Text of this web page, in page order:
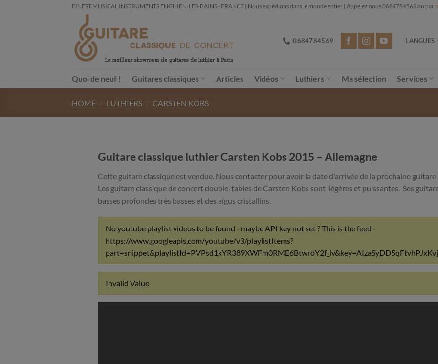
FINEST MUSICAL INSTRUMENTS ENGHIEN-LES-BAINS - FRANCE | Nous expédions dans le monde entier | Appelez nous 0684784569 ou par
0684784569 LANGUES
Quoi de neuf ! Guitares classiques Articles Vidéos Luthiers Ma sélection Services
HOME / LUTHIERS / CARSTEN KOBS
Guitare classique luthier Carsten Kobs 2015 – Allemagne
Cette guitare classique est vendue. Nous contacter pour avoir la date d'arrivée de la prochaine
Les guitare classique de concert double-tables de Carsten Kobs sont légères et puissantes. Ses
basses profondes très basses et des aigus cristallins.
No youtube playlist videos to be found - maybe API key not set ? This is the feed -
https://www.googleapis.com/youtube/v3/playlistItems?
Invalid Value